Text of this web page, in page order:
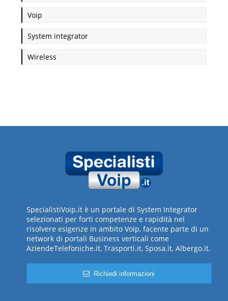
Voip
System integrator
Wireless
SpecialistiVoip.it è un portale di System Integrator
selezionati per forti competenze e rapidità nel
risolvere esigenze in ambito Voip, facente parte di un
network di portali Business verticali come
AziendeTelefoniche.it, Trasporti.it, Sposa.it, Albergo.it.
Richiedi informazioni